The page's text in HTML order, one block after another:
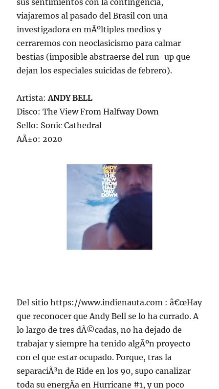
sus sentimientos con la contingencia,
viajaremos al pasado del Brasil con una
investigadora en mÃºltiples medios y
cerraremos con neoclasicismo para calmar
bestias (imposible abstraerse del run-up que
dejan los especiales suicidas de febrero).
Artista:ANDY BELL
Disco: The View From Halfway Down
Sello: Sonic Cathedral
AÃ±o: 2020
Del sitio https://www.indienauta.com : â€œHay
que reconocer que Andy Bell se lo ha currado. A
lo largo de tres dÃ©cadas, no ha dejado de
trabajar y siempre ha tenido algÃºn proyecto
con el que estar ocupado. Porque, tras la
separaciÃ³n de Ride en los 90, supo canalizar
toda su energÃ­a en Hurricane #1, y un poco